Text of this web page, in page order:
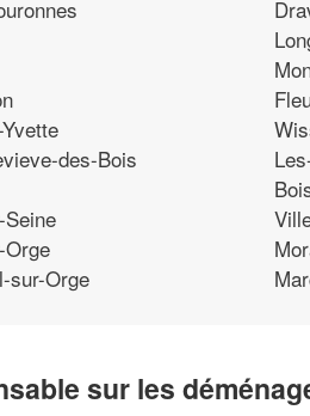
des-Bois
sur-Orge
sur les